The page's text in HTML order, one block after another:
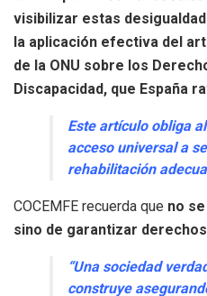
visibilizar estas
la aplicación efectiva del
de la ONU sobre los
Discapacidad, que España
Este artículo obliga
acceso universal a
rehabilitación
COCEMFE recuerda que no
sino de garantizar
“Una sociedad
construye